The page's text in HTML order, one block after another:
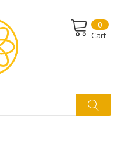
0
Cart